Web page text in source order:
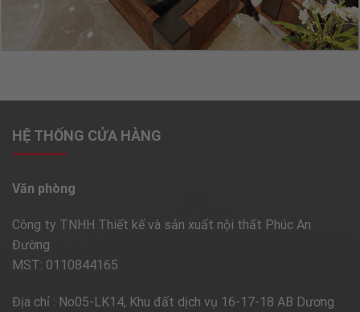
HỆ THỐNG CỬA HÀNG
Văn phòng
Công ty TNHH Thiết kế và sản xuất nội thất Phúc An
Đường
MST: 0110844165
Địa chỉ : No05-LK14, Khu đất dịch vụ 16-17-18 AB Dương